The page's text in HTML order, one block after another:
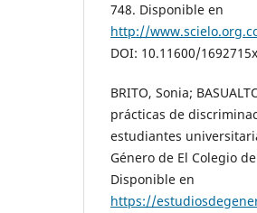
748. Disponible en
http://
DOI: 10.11600/
BRITO, Sonia;
prácticas de
estudiantes
Género de El Colegio
Disponible en
https://